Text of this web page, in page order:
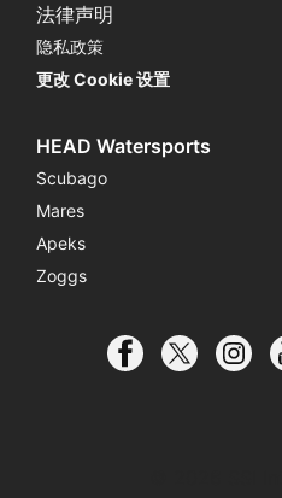
法律声明
隐私政策
更改 Cookie 设置
HEAD Watersports
Scubago
Mares
Apeks
Zoggs